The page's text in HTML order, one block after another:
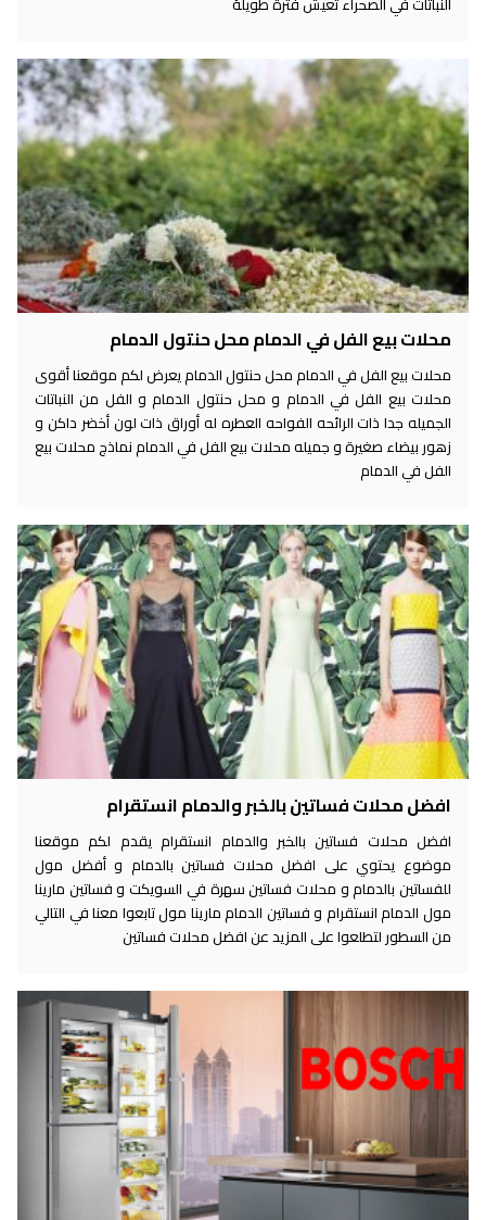
محلات بيع الفل في الدمام محل حنتول الدمام
محلات بيع الفل في الدمام محل حنتول الدمام يعرض لكم موقعنا أقوى
محلات بيع الفل في الدمام و محل حنتول الدمام و الفل من النباتات
الجميله جدا ذات الرائحه الفواحه العطره له أوراق ذات لون أخضر داكن و
زهور بيضاء صغيرة و جميله محلات بيع الفل في الدمام نماذج محلات بيع
الفل في الدمام
افضل محلات فساتين بالخبر والدمام انستقرام
افضل محلات فساتين بالخبر والدمام انستقرام يقدم لكم موقعنا
موضوع يحتوي على افضل محلات فساتين بالدمام و أفضل مول
للفساتين بالدمام و محلات فساتين سهرة في السويكت و فساتين مارينا
مول الدمام انستقرام و فساتين الدمام مارينا مول تابعوا معنا في التالي
من السطور لتطلعوا على المزيد عن افضل محلات فساتين